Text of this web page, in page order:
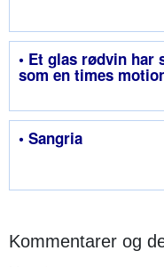
• Et glas rødvin har
som en times
• Sangria
Kommentarer og